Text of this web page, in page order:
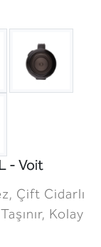
- Voit
Çift Cidarlı
Kolay